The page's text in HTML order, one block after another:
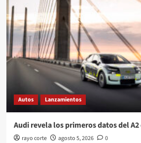
debuta
en
Indonesia
con
una
cabina
impulsada
por
inteligencia
Autos Lanzamientos
Audi revela los primeros datos del
rayo corte agosto 5, 2026
0